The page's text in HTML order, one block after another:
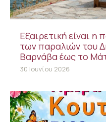
Εξαιρετική είναι η
των παραλιών του
Βαρνάβα έως το
30 Ιουνίου 2026